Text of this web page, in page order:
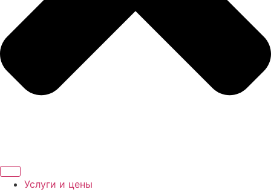
Услуги и цены